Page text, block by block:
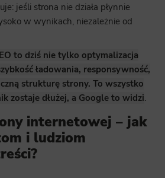
jeśli strona nie działa płynnie
w wynikach, niezależnie od
to dziś nie tylko optymalizacja
ładowania, responsywność,
strukturę strony. To wszystko
zostaje dłużej, a Google to widzi.
internetowej – jak
i ludziom